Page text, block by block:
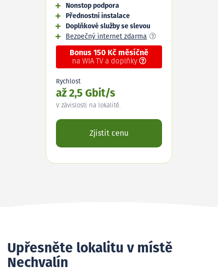
Nonstop podpora
Přednostní instalace
Doplňkové služby se slevou
Bezpečný internet zdarma
Bonus 150 Kč měsíčně
na WIA TV a doplňky
Rychlost
až 2,5 Gbit/s
V závislosti na lokalitě.
Zjistit cenu
Upřesněte lokalitu v místě
Nechvalín